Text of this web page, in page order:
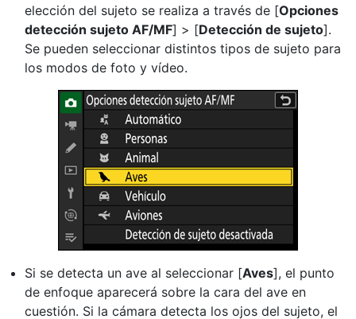
elección del sujeto se realiza a través de [Opciones
detección sujeto AF/MF] > [Detección de sujeto].
Se pueden seleccionar distintos tipos de sujeto para
los modos de foto y vídeo.
Si se detecta un ave al seleccionar [Aves], el punto
de enfoque aparecerá sobre la cara del ave en
cuestión. Si la cámara detecta los ojos del sujeto, el